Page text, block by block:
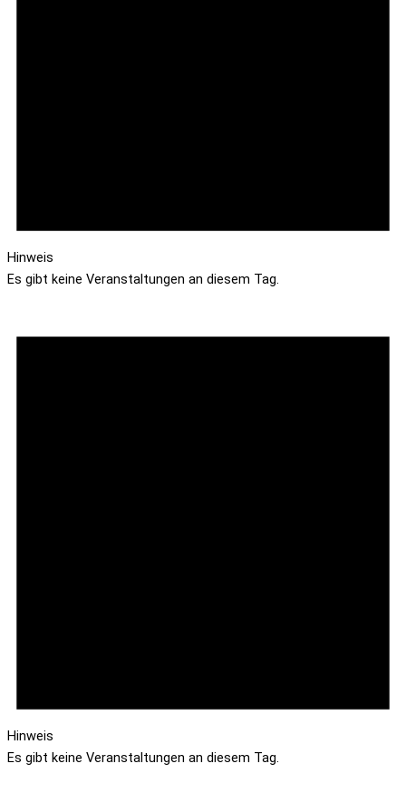
Hinweis
Es gibt keine Veranstaltungen an diesem Tag.
Hinweis
Es gibt keine Veranstaltungen an diesem Tag.